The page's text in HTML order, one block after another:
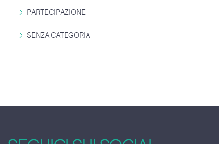
PARTECIPAZIONE
SENZA CATEGORIA